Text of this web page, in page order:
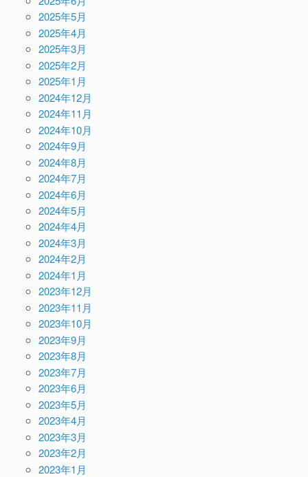
2025年5月
2025年4月
2025年3月
2025年2月
2025年1月
2024年12月
2024年11月
2024年10月
2024年9月
2024年8月
2024年7月
2024年6月
2024年5月
2024年4月
2024年3月
2024年2月
2024年1月
2023年12月
2023年11月
2023年10月
2023年9月
2023年8月
2023年7月
2023年6月
2023年5月
2023年4月
2023年3月
2023年2月
2023年1月